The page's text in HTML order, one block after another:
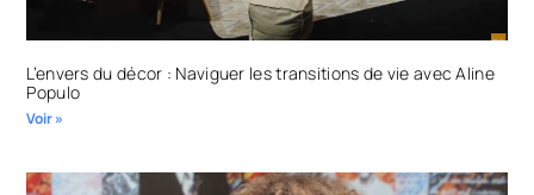
L’envers du décor : Naviguer les transitions de vie avec Aline
Populo
Voir »